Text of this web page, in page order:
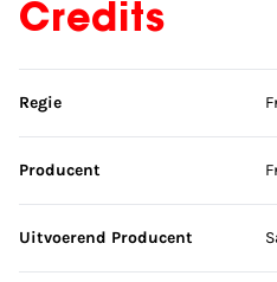
Credits
Sla credits
Regie
Producent
Uitvoerend Producent